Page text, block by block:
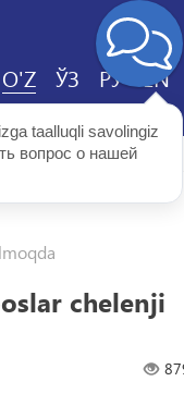
O'Z ЎЗ РУ EN
chelenji
taalluqli savolingiz
вопрос о нашей